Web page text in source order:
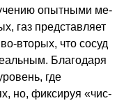
опытными ме­
газ представляет
вторых, что сосуд
Благодаря
где
но, фиксируя «чис­